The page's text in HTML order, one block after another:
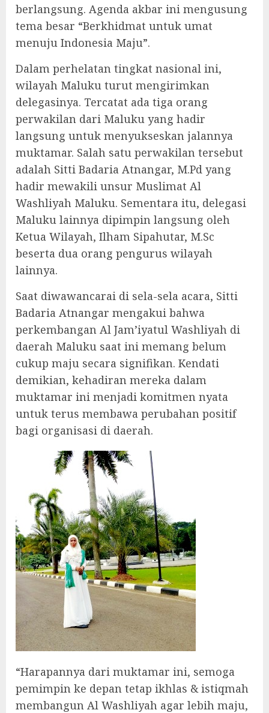
berlangsung. Agenda akbar ini mengusung
tema besar “Berkhidmat untuk umat
menuju Indonesia Maju”.
Dalam perhelatan tingkat nasional ini,
wilayah Maluku turut mengirimkan
delegasinya. Tercatat ada tiga orang
perwakilan dari Maluku yang hadir
langsung untuk menyukseskan jalannya
muktamar. Salah satu perwakilan tersebut
adalah Sitti Badaria Atnangar, M.Pd yang
hadir mewakili unsur Muslimat Al
Washliyah Maluku. Sementara itu, delegasi
Maluku lainnya dipimpin langsung oleh
Ketua Wilayah, Ilham Sipahutar, M.Sc
beserta dua orang pengurus wilayah
lainnya.
Saat diwawancarai di sela-sela acara, Sitti
Badaria Atnangar mengakui bahwa
perkembangan Al Jam’iyatul Washliyah di
daerah Maluku saat ini memang belum
cukup maju secara signifikan. Kendati
demikian, kehadiran mereka dalam
muktamar ini menjadi komitmen nyata
untuk terus membawa perubahan positif
bagi organisasi di daerah.
“Harapannya dari muktamar ini, semoga
pemimpin ke depan tetap ikhlas & istiqmah
membangun Al Washliyah agar lebih maju,